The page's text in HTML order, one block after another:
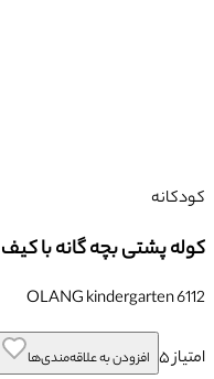
کودکانه
کوله پشتی بچه گانه با
OLANG kindergarten 6112
امتیاز۵ افزودن به علاقه‌مندی‌ها